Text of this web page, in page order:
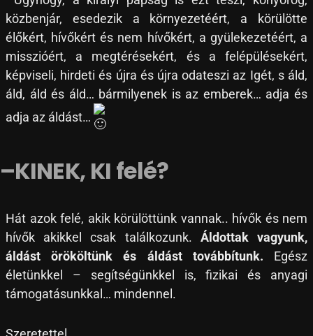
közbenjár, esedezik a környezetéért, a körülötte
élőkért, hívőkért és nem hívőkért, a gyülekezetéért, a
misszióért, a megtérésekért, és a felépülésekért,
képviseli, hirdeti és újra és újra odateszi az Igét, s áld,
áld, áld és áld… bármilyenek is az emberek… adja és
adja az áldást…
–KINEK, KI felé?
Hát azok felé, akik körülöttünk vannak.. hívők és nem
hívők akikkel csak találkozunk. Áldottak vagyunk,
áldást örököltünk és áldást továbbítunk. Egész
életünkkel – segítségünkkel is, fizikai és anyagi
támogatásunkkal… mindennel.